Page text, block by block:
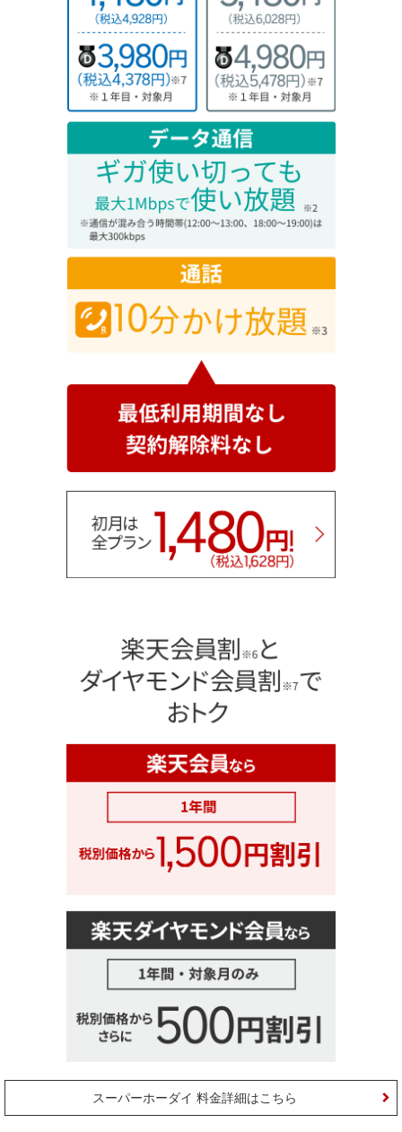
スーパーホーダイ 料金詳細はこちら